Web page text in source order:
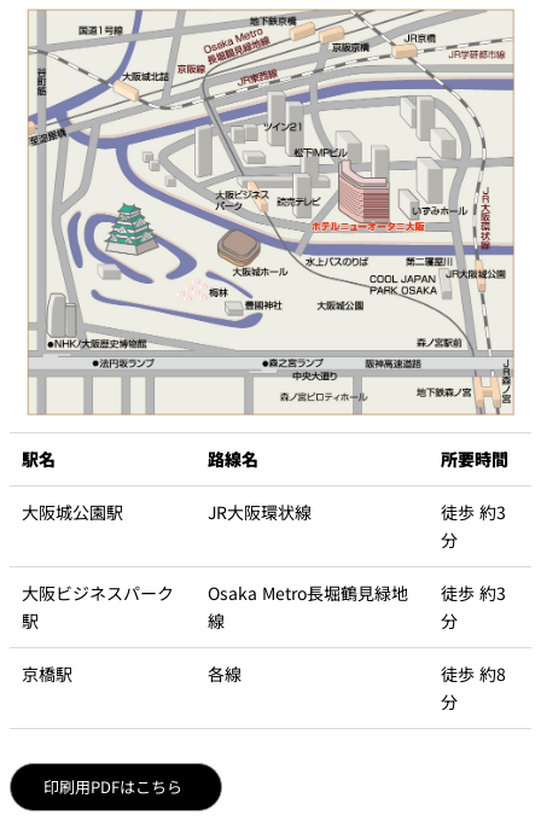
駅名 路線名 所要時間
大阪城公園駅 JR大阪環状線
徒歩 約3
分
大阪ビジネスパーク
駅
Osaka Metro長堀鶴見緑地
線
徒歩 約3
分
京橋駅 各線
徒歩 約8
分
印刷用PDFはこちら